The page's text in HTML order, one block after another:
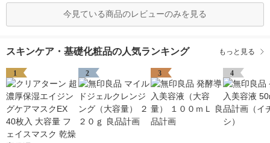
今見ている商品のレビューのみを見る
スキンケア・基礎化粧品の人気ランキング もっと見る
1 2 3 4